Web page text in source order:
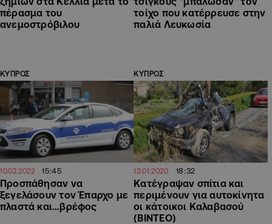
πέρασμα του
ανεμοστρόβιλου
τοίχο που κατέρρευσε στην
παλιά Λευκωσία
ΚΥΠΡΟΣ
10.02.2022 15:45
Προσπάθησαν να
ξεγελάσουν τον Έπαρχο με
πλαστά και…βρέφος
ΚΥΠΡΟΣ
13.01.2020 18:32
Κατέγραψαν σπίτια και
περιμένουν για αυτοκίνητα
οι κάτοικοι Καλαβασού
(ΒΙΝΤΕΟ)